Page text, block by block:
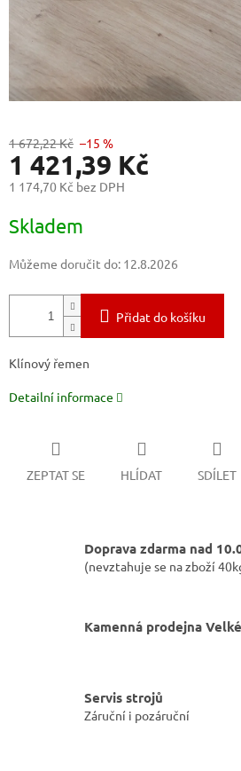
1 672,22 Kč –15 %
1 421,39 Kč
1 174,70 Kč bez DPH
cena:
Skladem
Můžeme doručit do: 12.8.2026
Přidat do košíku
Klínový řemen
Detailní informace
ZEPTAT SE HLÍDAT SDÍLET
Doprava zdarma nad
(nevztahuje se na zboží
Kamenná prodejna
Servis strojů
Záruční i pozáruční